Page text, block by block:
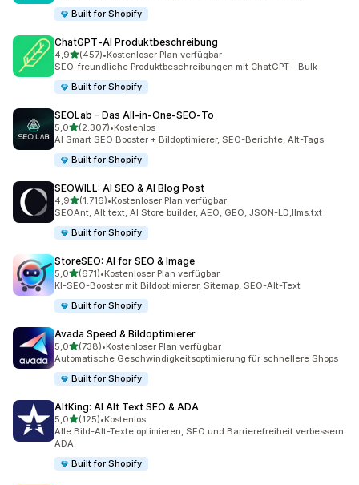
Built for Shopify
ChatGPT‑AI Produktbeschreibung
4,9von 5 Sternen
(457)
457 Rezensionen insgesamt
•Kostenloser Plan verfügbar
SEO-freundliche Produktbeschreibungen mit ChatGPT - Bulk
Built for Shopify
SEOLab – Das All‑in‑One‑SEO‑To
5,0von 5 Sternen
(2.307)
2307 Rezensionen insgesamt
•Kostenlos
AI Smart SEO Booster + Bildoptimierer, SEO-Berichte, Alt-Tags
Built for Shopify
SEOWILL: AI SEO & AI Blog Post
4,9von 5 Sternen
(1.716)
1716 Rezensionen insgesamt
•Kostenloser Plan verfügbar
SEOAnt, Alt text, AI Store builder, AEO, GEO, JSON-LD,llms.txt
Built for Shopify
StoreSEO: AI for SEO & Image
5,0von 5 Sternen
(671)
671 Rezensionen insgesamt
•Kostenloser Plan verfügbar
KI-SEO-Booster mit Bildoptimierer, Sitemap, SEO-Alt-Text
Built for Shopify
Avada Speed & Bildoptimierer
5,0von 5 Sternen
(738)
738 Rezensionen insgesamt
•Kostenloser Plan verfügbar
Automatische Geschwindigkeitsoptimierung für schnellere Shops
Built for Shopify
AltKing: AI Alt Text SEO & ADA
5,0von 5 Sternen
(125)
125 Rezensionen insgesamt
•Kostenlos
Alle Bild-Alt-Texte optimieren, SEO und Barrierefreiheit verbessern:
ADA
Built for Shopify